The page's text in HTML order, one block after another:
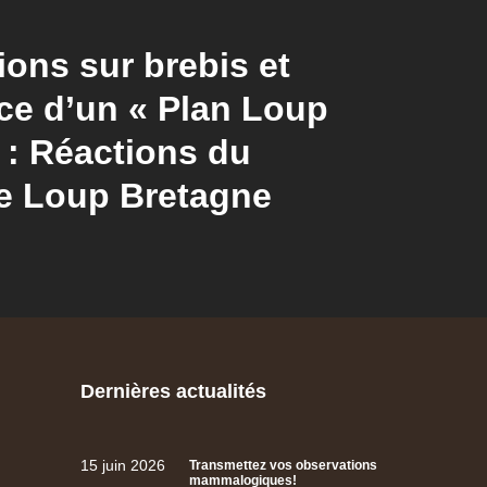
sur brebis et
d’un « Plan Loup
Réactions du
Loup Bretagne
Dernières actualités
15 juin 2026
Transmettez vos observations
mammalogiques!